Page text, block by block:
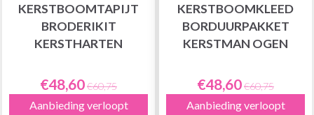
KERSTBOOMTAPIJT
BRODERIKIT
KERSTHARTEN
€48,60€60,75
Aanbieding verloopt
KERSTBOOMKLEED
BORDUURPAKKET
KERSTMAN OGEN
€48,60€60,75
Aanbieding verloopt